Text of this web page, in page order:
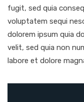
fugit, sed quia
voluptatem sequi
dolorem ipsum quia
velit, sed quia non
labore et dolore